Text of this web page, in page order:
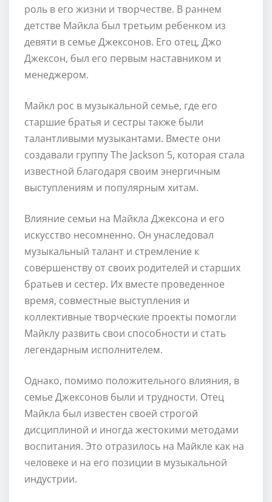
роль в его жизни и творчестве. В раннем
детстве Майкла был третьим ребенком из
девяти в семье Джексонов. Его отец, Джо
Джексон, был его первым наставником и
менеджером.
Майкл рос в музыкальной семье, где его
старшие братья и сестры также были
талантливыми музыкантами. Вместе они
создавали группу The Jackson 5, которая стала
известной благодаря своим энергичным
выступлениям и популярным хитам.
Влияние семьи на Майкла Джексона и его
искусство несомненно. Он унаследовал
музыкальный талант и стремление к
совершенству от своих родителей и старших
братьев и сестер. Их вместе проведенное
время, совместные выступления и
коллективные творческие проекты помогли
Майклу развить свои способности и стать
легендарным исполнителем.
Однако, помимо положительного влияния, в
семье Джексонов были и трудности. Отец
Майкла был известен своей строгой
дисциплиной и иногда жестокими методами
воспитания. Это отразилось на Майкле как на
человеке и на его позиции в музыкальной
индустрии.